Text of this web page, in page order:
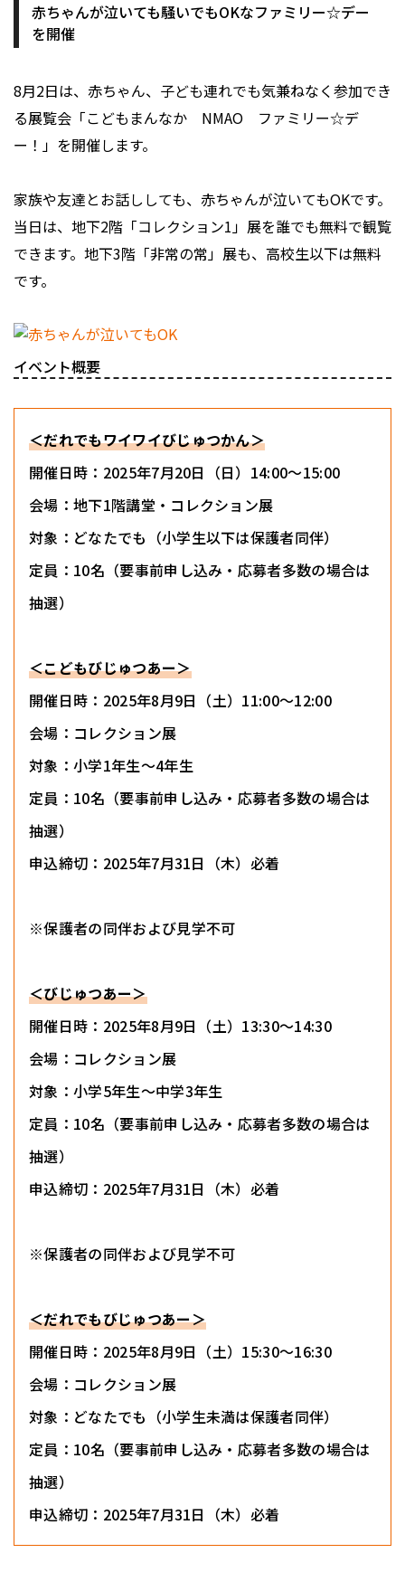
赤ちゃんが泣いても騒いでもOKなファミリー☆デー
を開催
8月2日は、赤ちゃん、子ども連れでも気兼ねなく参加でき
る展覧会「こどもまんなか NMAO ファミリー☆デ
ー！」を開催します。
家族や友達とお話ししても、赤ちゃんが泣いてもOKです。
当日は、地下2階「コレクション1」展を誰でも無料で観覧
できます。地下3階「非常の常」展も、高校生以下は無料
です。
イベント概要
＜だれでもワイワイびじゅつかん＞
開催日時：2025年7月20日（日）14:00～15:00
会場：地下1階講堂・コレクション展
対象：どなたでも（小学生以下は保護者同伴）
定員：10名（要事前申し込み・応募者多数の場合は
抽選）
＜こどもびじゅつあー＞
開催日時：2025年8月9日（土）11:00～12:00
会場：コレクション展
対象：小学1年生～4年生
定員：10名（要事前申し込み・応募者多数の場合は
抽選）
申込締切：2025年7月31日（木）必着
※保護者の同伴および見学不可
＜びじゅつあー＞
開催日時：2025年8月9日（土）13:30〜14:30
会場：コレクション展
対象：小学5年生～中学3年生
定員：10名（要事前申し込み・応募者多数の場合は
抽選）
申込締切：2025年7月31日（木）必着
※保護者の同伴および見学不可
＜だれでもびじゅつあー＞
開催日時：2025年8月9日（土）15:30～16:30
会場：コレクション展
対象：どなたでも（小学生未満は保護者同伴）
定員：10名（要事前申し込み・応募者多数の場合は
抽選）
申込締切：2025年7月31日（木）必着